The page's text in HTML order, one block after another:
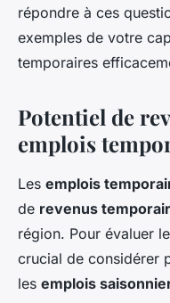
répondre à ces
exemples de votre
temporaires
Potentiel de
emplois
Les emplois
de revenus
région. Pour évaluer
crucial de considérer
les emplois